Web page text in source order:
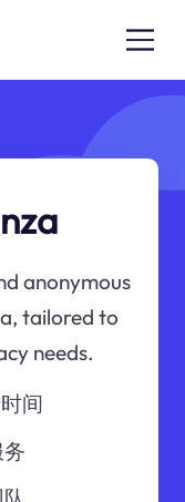
anonymous
tailored to
needs.
间